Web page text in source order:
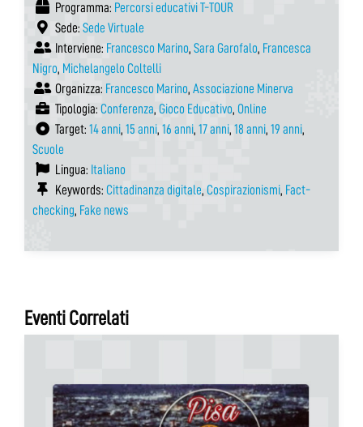
Programma: Percorsi educativi T-TOUR
Sede: Sede Virtuale
Interviene: Francesco Marino, Sara Garofalo, Francesca
Nigro, Michelangelo Coltelli
Organizza: Francesco Marino, Associazione Minerva
Tipologia: Conferenza, Gioco Educativo, Online
Target: 14 anni, 15 anni, 16 anni, 17 anni, 18 anni, 19 anni,
Scuole
Lingua: Italiano
Keywords: Cittadinanza digitale, Cospirazionismi, Fact-
checking, Fake news
Eventi Correlati